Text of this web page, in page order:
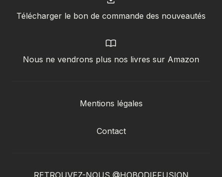
Télécharger le bon de commande des nouveautés
Nous ne vendrons plus nos livres sur Amazon
Mentions légales
Contact
RETROUVEZ-NOUS @HOBODIFFUSION